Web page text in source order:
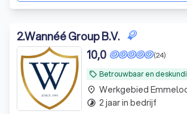
2.Wannéé Group B.V.
local_offer Betrouwbaar en
(24)
10,0
place Werkgebied
timelapse 2 jaar in bedrijf